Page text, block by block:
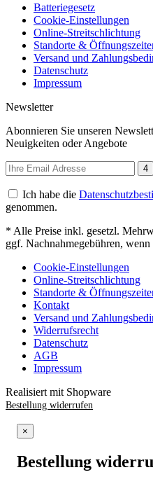
Batteriegesetz
Cookie-Einstellungen
Online-Streitschlichtung
Standorte &
Versand und
Datenschutz
Impressum
Newsletter
Abonnieren Sie unseren
Neuigkeiten oder Angebote
4
Ich habe die
genommen.
* Alle Preise inkl. gesetzl.
ggf. Nachnahmegebühren, wenn
Cookie-Einstellungen
Online-Streitschlichtung
Standorte &
Kontakt
Versand und
Widerrufsrecht
Datenschutz
AGB
Impressum
Realisiert mit Shopware
Bestellung widerrufen
×
Bestellung